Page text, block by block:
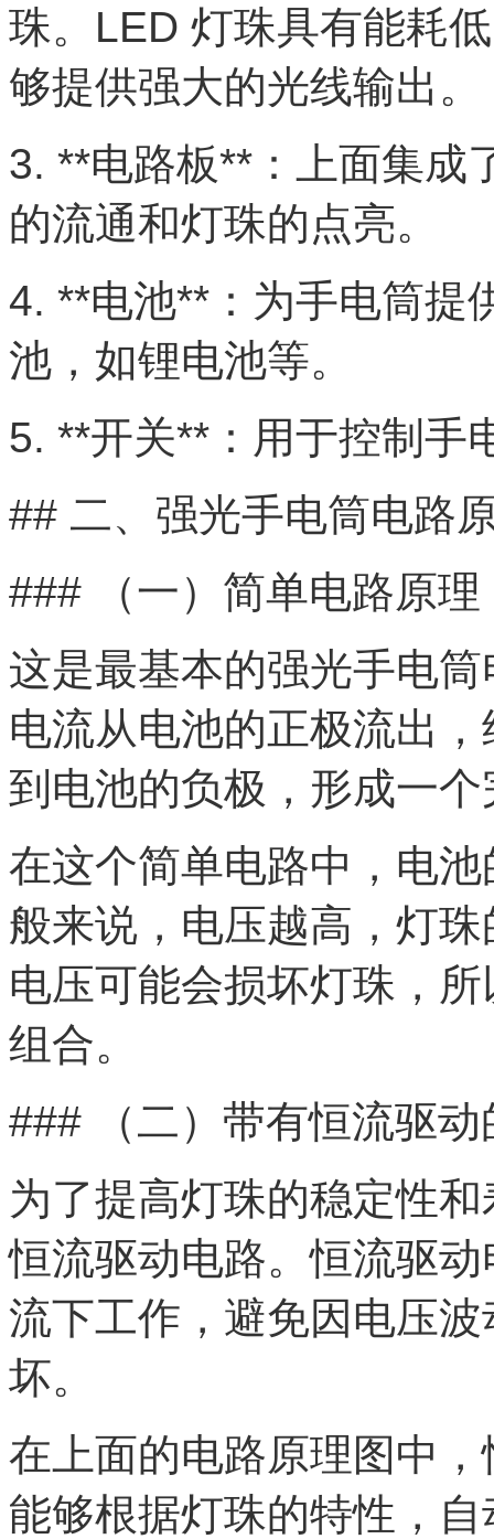
珠。LED 灯珠具有能耗
够提供强大的光线输出。
3. **电路板**：上面集成
的流通和灯珠的点亮。
4. **电池**：为手电筒提
池，如锂电池等。
5. **开关**：用于控制手
## 二、强光手电筒电路
### （一）简单电路原理
这是最基本的强光手电
电流从电池的正极流出
到电池的负极，形成一
在这个简单电路中，电
般来说，电压越高，灯
电压可能会损坏灯珠，
组合。
### （二）带有恒流驱
为了提高灯珠的稳定性
恒流驱动电路。恒流驱
流下工作，避免因电压
坏。
在上面的电路原理图中
能够根据灯珠的特性，